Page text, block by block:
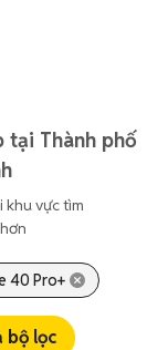
tại Thành phố
khu vực tìm
40 Pro+
bộ lọc